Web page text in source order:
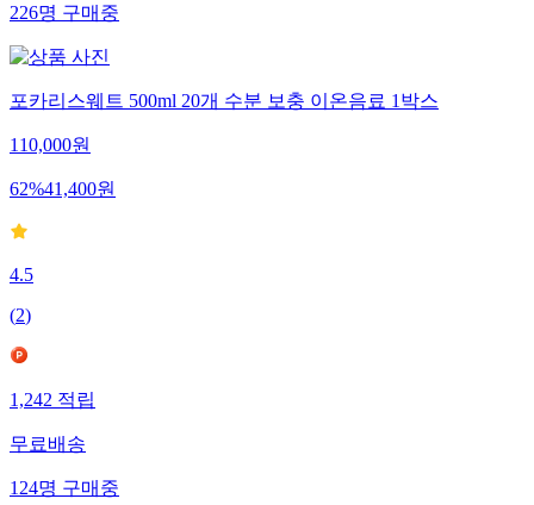
226명 구매중
포카리스웨트 500ml 20개 수분 보충 이온음료 1박스
110,000원
62%41,400원
4.5
(2)
1,242 적립
무료배송
124명 구매중